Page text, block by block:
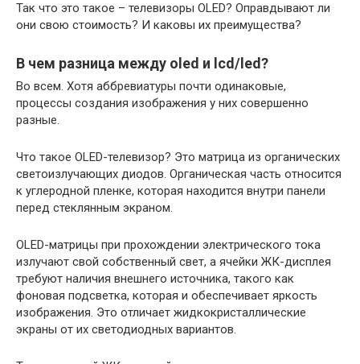
Так что это такое – телевизоры OLED? Оправдывают ли
они свою стоимость? И каковы их преимущества?
В чем разница между oled и lcd/led?
Во всем. Хотя аббревиатуры почти одинаковые,
процессы создания изображения у них совершенно
разные.
Что такое OLED-телевизор? Это матрица из органических
светоизлучающих диодов. Органическая часть относится
к углеродной пленке, которая находится внутри панели
перед стеклянным экраном.
OLED-матрицы при прохождении электрического тока
излучают свой собственный свет, а ячейки ЖК-дисплея
требуют наличия внешнего источника, такого как
фоновая подсветка, которая и обеспечивает яркость
изображения. Это отличает жидкокристаллические
экраны от их светодиодных вариантов.